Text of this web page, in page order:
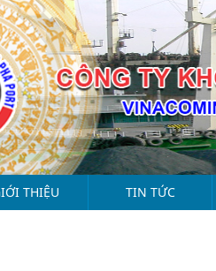
THIỆU TIN TỨC